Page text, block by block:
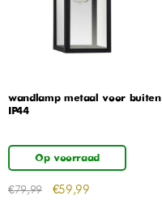
wandlamp metaal voor buiten
IP44
Op voorraad
€79,99 €59,99